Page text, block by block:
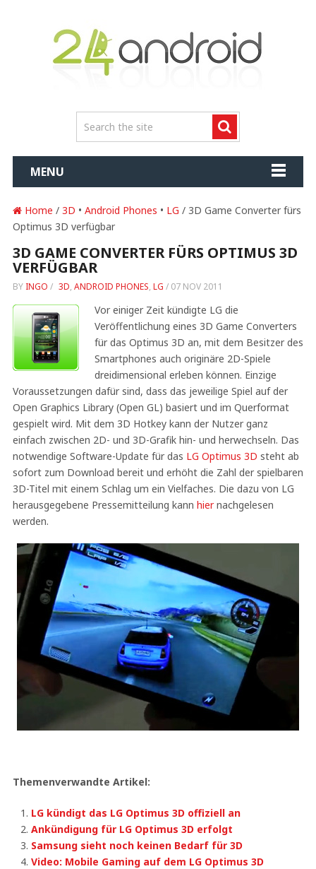
MENU
Home / 3D • Android Phones • LG / 3D Game Converter fürs
Optimus 3D verfügbar
3D GAME CONVERTER FÜRS OPTIMUS 3D
VERFÜGBAR
BY INGO / 3D, ANDROID PHONES, LG / 07 NOV 2011
Vor einiger Zeit kündigte LG die
Veröffentlichung eines 3D Game Converters
für das Optimus 3D an, mit dem Besitzer des
Smartphones auch originäre 2D-Spiele
dreidimensional erleben können. Einzige
Voraussetzungen dafür sind, dass das jeweilige Spiel auf der
Open Graphics Library (Open GL) basiert und im Querformat
gespielt wird. Mit dem 3D Hotkey kann der Nutzer ganz
einfach zwischen 2D- und 3D-Grafik hin- und herwechseln. Das
notwendige Software-Update für das LG Optimus 3D steht ab
sofort zum Download bereit und erhöht die Zahl der spielbaren
3D-Titel mit einem Schlag um ein Vielfaches. Die dazu von LG
herausgegebene Pressemitteilung kann hiernachgelesen
werden.
Themenverwandte Artikel:
LG kündigt das LG Optimus 3D offiziell an
Ankündigung für LG Optimus 3D erfolgt
Samsung sieht noch keinen Bedarf für 3D
Video: Mobile Gaming auf dem LG Optimus 3D